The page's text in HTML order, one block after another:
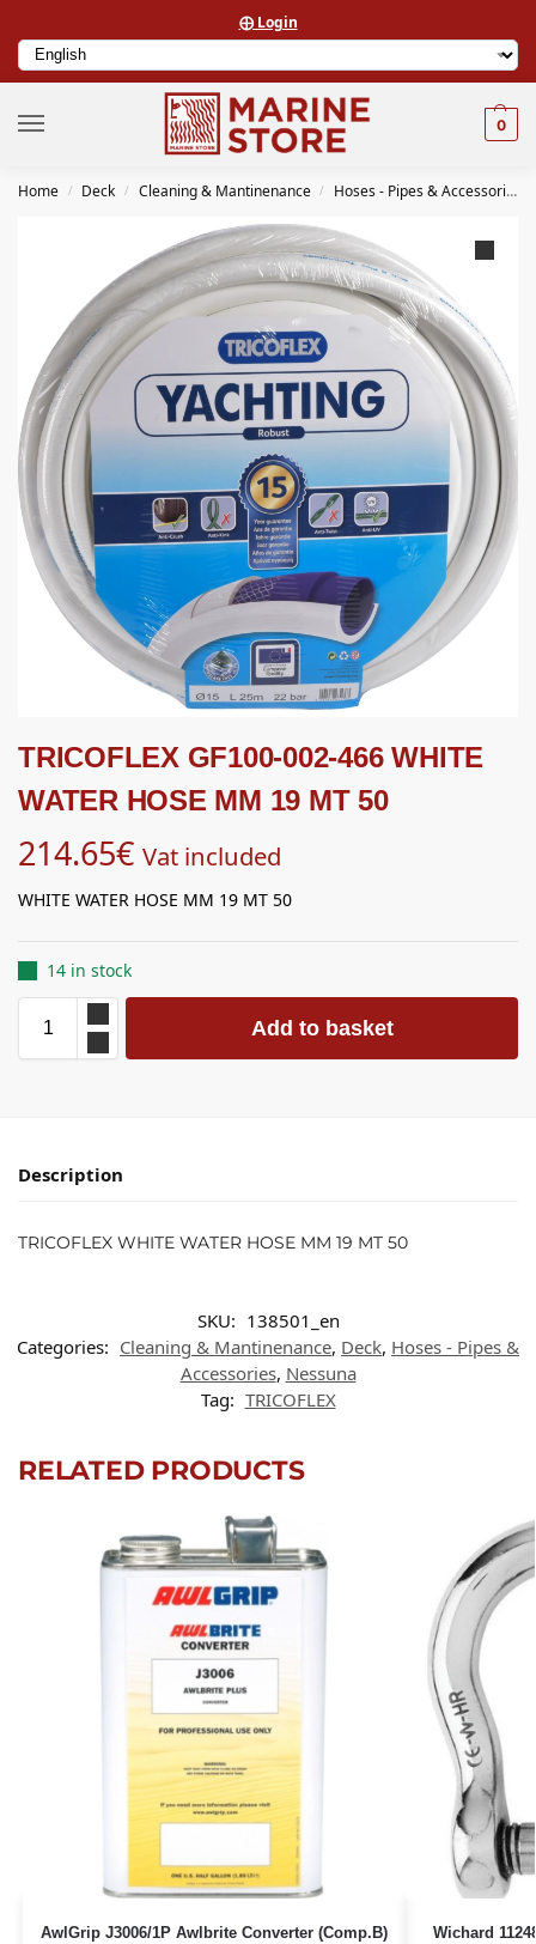
⨁ Login
0
Home / Deck / Cleaning & Mantinenance / Hoses - Pipes & Accessories
TRICOFLEX GF100-002-466 WHITE
WATER HOSE MM 19 MT 50
214.65€ Vat included
WHITE WATER HOSE MM 19 MT 50
14 in stock
Add to basket
Description
TRICOFLEX WHITE WATER HOSE MM 19 MT 50
SKU: 138501_en
Categories: Cleaning & Mantinenance, Deck, Hoses - Pipes &
Accessories, Nessuna
Tag: TRICOFLEX
RELATED PRODUCTS
AwlGrip J3006/1P Awlbrite Converter (Comp.B)
Wichard